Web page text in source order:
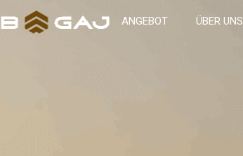
ANGEBOT ÜBER UNS